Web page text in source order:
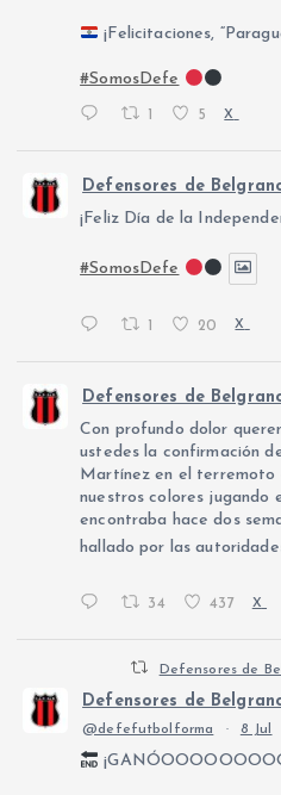
¡Felicitaciones,
#SomosDefe
5 X
Defensores de
¡Feliz Día de la
#SomosDefe
1 20 X
Defensores de
Con profundo dolor
ustedes la confirmación
Martínez en el terremoto
nuestros colores jugando
encontraba hace dos
hallado por las
34 437 X
Defensores de
Defensores de
@defefutbolforma · 8 Jul